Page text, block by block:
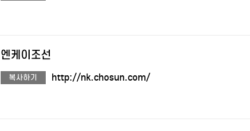
엔케이조선
복사하기 http://nk.chosun.com/